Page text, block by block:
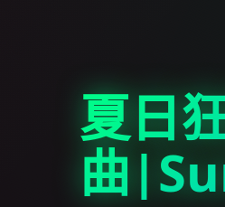
夏日
曲